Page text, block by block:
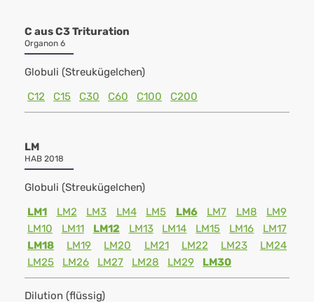
C aus C3 Trituration
Organon 6
Globuli (Streukügelchen)
C12
C15 C30 C60 C100 C200
LM
HAB 2018
Globuli (Streukügelchen)
LM1
LM2 LM3 LM4 LM5 LM6 LM7 LM8
LM9
LM10
LM11 LM12 LM13 LM14 LM15 LM16
LM17
LM18
LM19 LM20 LM21 LM22 LM23
LM24
LM25
LM26 LM27 LM28 LM29 LM30
Dilution (flüssig)